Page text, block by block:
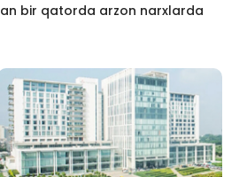
bir qatorda arzon narxlarda